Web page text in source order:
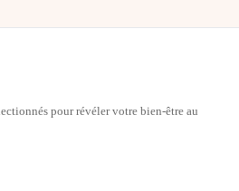
pour révéler votre bien-être au